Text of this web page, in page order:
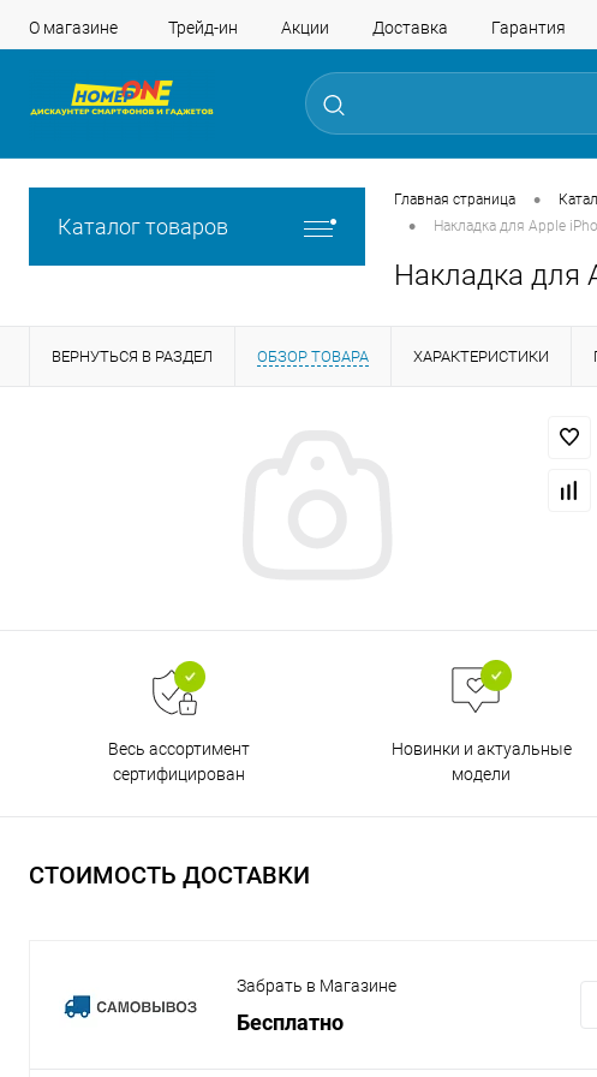
О магазине Трейд-ин Акции Доставка Гарантия
Каталог товаров
Главная страница •
• Накладка для Apple
Накладка для
ВЕРНУТЬСЯ В РАЗДЕЛ ОБЗОР ТОВАРА ХАРАКТЕРИСТИКИ
Весь ассортимент
сертифицирован
Новинки и актуальные
модели
СТОИМОСТЬ ДОСТАВКИ
Забрать в Магазине
Бесплатно
на